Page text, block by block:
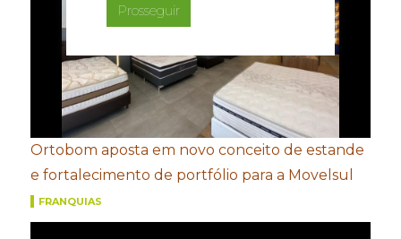
Prosseguir
Ortobom aposta em novo conceito de estande
e fortalecimento de portfólio para a Movelsul
FRANQUIAS